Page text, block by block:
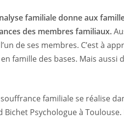
familiale donne aux
des membres familiaux.
de ses membres. C’est à
famille des bases. Mais aussi
familiale se réalise
Bichet Psychologue à